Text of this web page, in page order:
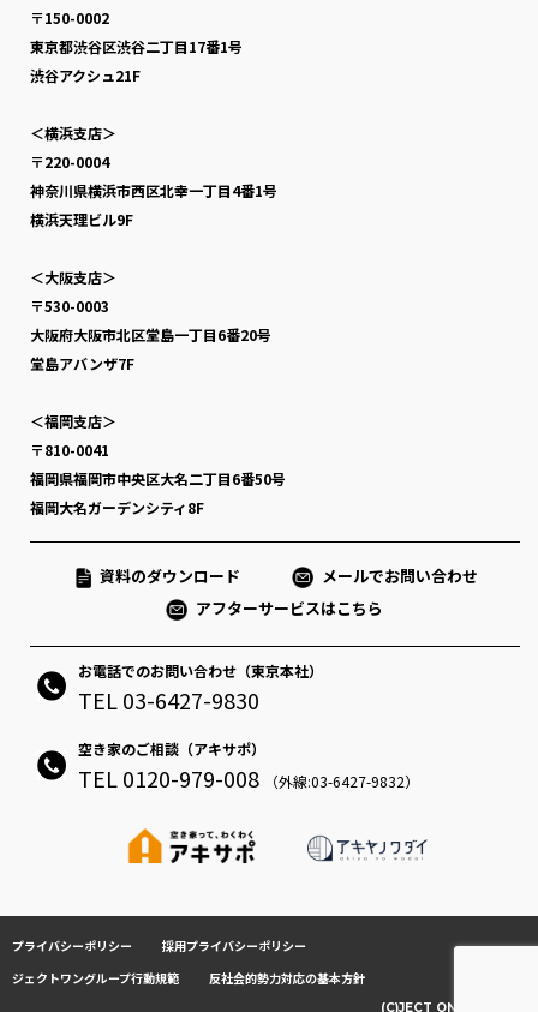
〒150-0002
東京都渋谷区渋谷二丁目17番1号
渋谷アクシュ21F
＜横浜支店＞
〒220-0004
神奈川県横浜市西区北幸一丁目4番1号
横浜天理ビル9F
＜大阪支店＞
〒530-0003
大阪府大阪市北区堂島一丁目6番20号
堂島アバンザ7F
＜福岡支店＞
〒810-0041
福岡県福岡市中央区大名二丁目6番50号
福岡大名ガーデンシティ8F
資料のダウンロード
メールでお問い合わせ
アフターサービスはこちら
お電話でのお問い合わせ（東京本社）
TEL 03-6427-9830
空き家のご相談（アキサポ）
TEL 0120-979-008 （外線:03-6427-9832）
プライバシーポリシー
採用プライバシーポリシー
ジェクトワングループ行動規範
反社会的勢力対応の基本方針
(C)JECT ONE CO.,LTD.